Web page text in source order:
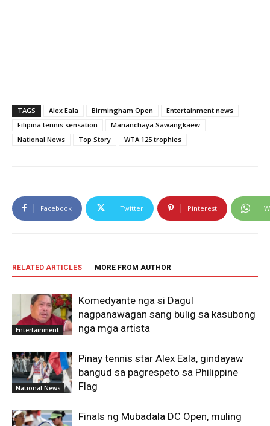
TAGS Alex Eala Birmingham Open
Entertainment news
Filipina tennis sensation
Mananchaya Sawangkaew
National News
Top Story WTA 125 trophies
Facebook Twitter Pinterest
RELATED ARTICLES MORE FROM AUTHOR
Entertainment
Komedyante nga si Dagul
nagpanawagan sang bulig sa kasubong
nga mga artista
National News
Pinay tennis star Alex Eala, gindayaw
bangud sa pagrespeto sa Philippine
Flag
Finals ng Mubadala DC Open, muling